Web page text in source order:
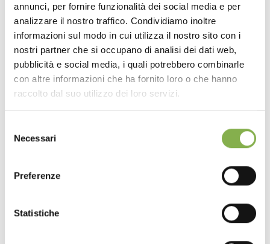
annunci, per fornire funzionalità dei social media e per
analizzare il nostro traffico. Condividiamo inoltre
informazioni sul modo in cui utilizza il nostro sito con i
nostri partner che si occupano di analisi dei dati web,
pubblicità e social media, i quali potrebbero combinarle
con altre informazioni che ha fornito loro o che hanno
raccolto dal suo utilizzo dei loro servizi.
delNecessari
Preferenze
Statistiche
The new DC water tray